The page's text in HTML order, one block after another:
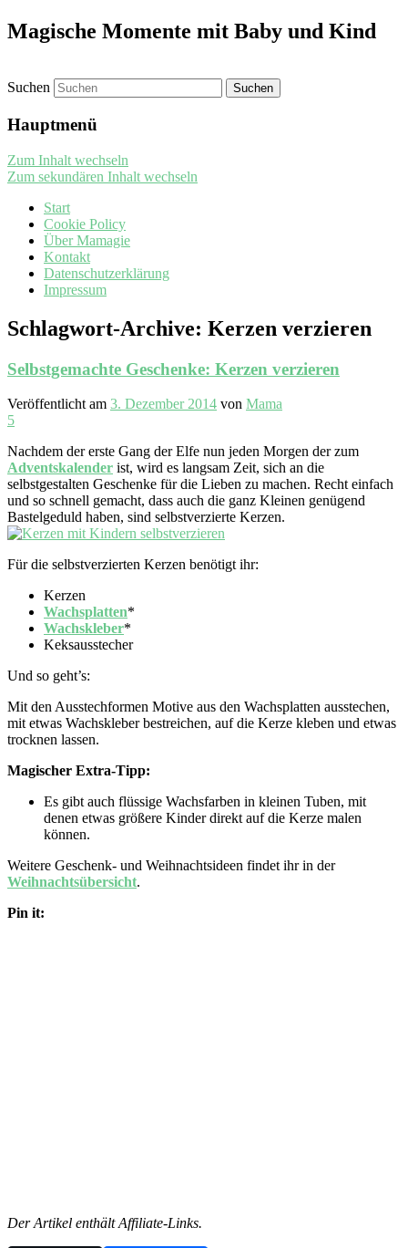
Magische Momente mit Baby und Kind
Suchen
Hauptmenü
Zum Inhalt wechseln
Zum sekundären Inhalt wechseln
Start
Cookie Policy
Über Mamagie
Kontakt
Datenschutzerklärung
Impressum
Schlagwort-Archive: Kerzen verzieren
Selbstgemachte Geschenke: Kerzen verzieren
Veröffentlicht am 3. Dezember 2014 von Mama
5
Nachdem der erste Gang der Elfe nun jeden Morgen der zum
Adventskalender ist, wird es langsam Zeit, sich an die
selbstgestalten Geschenke für die Lieben zu machen. Recht einfach
und so schnell gemacht, dass auch die ganz Kleinen genügend
Bastelgeduld haben, sind selbstverzierte Kerzen.
Für die selbstverzierten Kerzen benötigt ihr:
Kerzen
Wachsplatten*
Wachskleber*
Keksausstecher
Und so geht’s:
Mit den Ausstechformen Motive aus den Wachsplatten ausstechen,
mit etwas Wachskleber bestreichen, auf die Kerze kleben und etwas
trocknen lassen.
Magischer Extra-Tipp:
Es gibt auch flüssige Wachsfarben in kleinen Tuben, mit
denen etwas größere Kinder direkt auf die Kerze malen
können.
Weitere Geschenk- und Weihnachtsideen findet ihr in der
Weihnachtsübersicht.
Pin it:
Der Artikel enthält Affiliate-Links.